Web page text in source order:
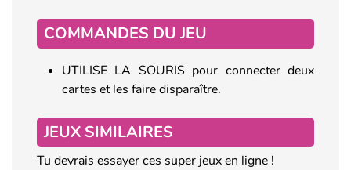
COMMANDES DU JEU
UTILISE LA SOURIS pour connecter deux
cartes et les faire disparaître.
JEUX SIMILAIRES
Tu devrais essayer ces super jeux en ligne !